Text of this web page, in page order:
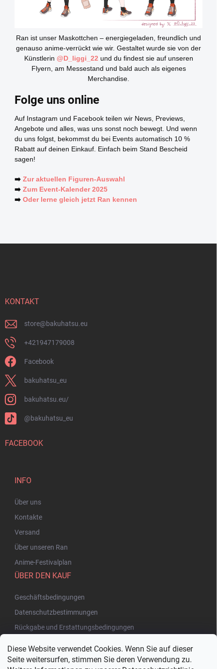
Diese Website verwendet Cookies. Wenn Sie auf dieser
Seite weitersurfen, stimmen Sie deren Verwendung zu.
Ran ist unser Maskottchen – energiegeladen, freundlich und
genauso anime-verrückt wie wir. Gestaltet wurde sie von der
Künstlerin @D_liggi_22 und du findest sie auf unseren
Flyern, am Messestand und bald auch als eigenes
Merchandise.
Folge uns online
Auf Instagram und Facebook teilen wir News, Previews,
Angebote und alles, was uns sonst noch bewegt. Und wenn
du uns folgst, bekommst du bei Events automatisch 10 %
Rabatt auf deinen Einkauf. Einfach beim Stand Bescheid
sagen!
➡️ Zur aktuellen Figuren-Auswahl
➡️ Zum Event-Kalender 2025
➡️ Oder lerne gleich jetzt Ran kennen
KONTAKT
store@bakuhatsu.eu
+421947179008
Facebook
bakuhatsu_eu
bakuhatsu.eu/
@bakuhatsu_eu
FACEBOOK
INFO
Über uns
Kontakte
Versand
Über unseren Ran
Anime-Festivalplan
ÜBER DEN KAUF
Geschäftsbedingungen
Datenschutzbestimmungen
Rückgabe und Erstattungsbedingungen